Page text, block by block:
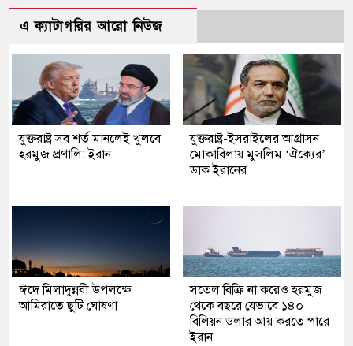
এ ক্যাটাগরির আরো নিউজ
যুক্তরাষ্ট্র সব শর্ত মানলেই খুলবে
হরমুজ প্রণালি: ইরান
যুক্তরাষ্ট্র-ইসরাইলের আগ্রাসন
মোকাবিলায় মুসলিম ‘ঐক্যের’
ডাক ইরানের
ঈদে মিলাদুন্নবী উপলক্ষে
আমিরাতে ছুটি ঘোষণা
সতেল বিক্রি না করেও হরমুজ
থেকে বছরে যেভাবে ১৪০
বিলিয়ন ডলার আয় করতে পারে
ইরান